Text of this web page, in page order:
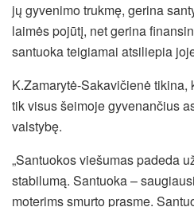
jų gyvenimo trukmę, gerina
laimės pojūtį, net gerina
santuoka teigiamai atsiliepia
K.Zamarytė-Sakavičienė
tik visus šeimoje gyvenančius
valstybę.
„Santuokos viešumas padeda
stabilumą. Santuoka –
moterims smurto prasme.